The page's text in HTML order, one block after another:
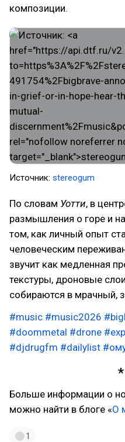
композиции.
Источник: stereogum
По словам Уотти, в
размышления о горе и
том, как личный опыт
человеческим
звучит как медленная
текстуры, дроновые
собираются в мрачный,
#music #music2026
#doommetal #drone
#djdrugfm #dailylist
Больше информации о
можно найти в блоге «О
1